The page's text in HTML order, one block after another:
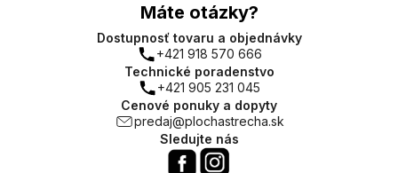
Máte otázky?
Dostupnosť tovaru a objednávky
+421 918 570 666
Technické poradenstvo
+421 905 231 045
Cenové ponuky a dopyty
predaj@plochastrecha.sk
Sledujte nás